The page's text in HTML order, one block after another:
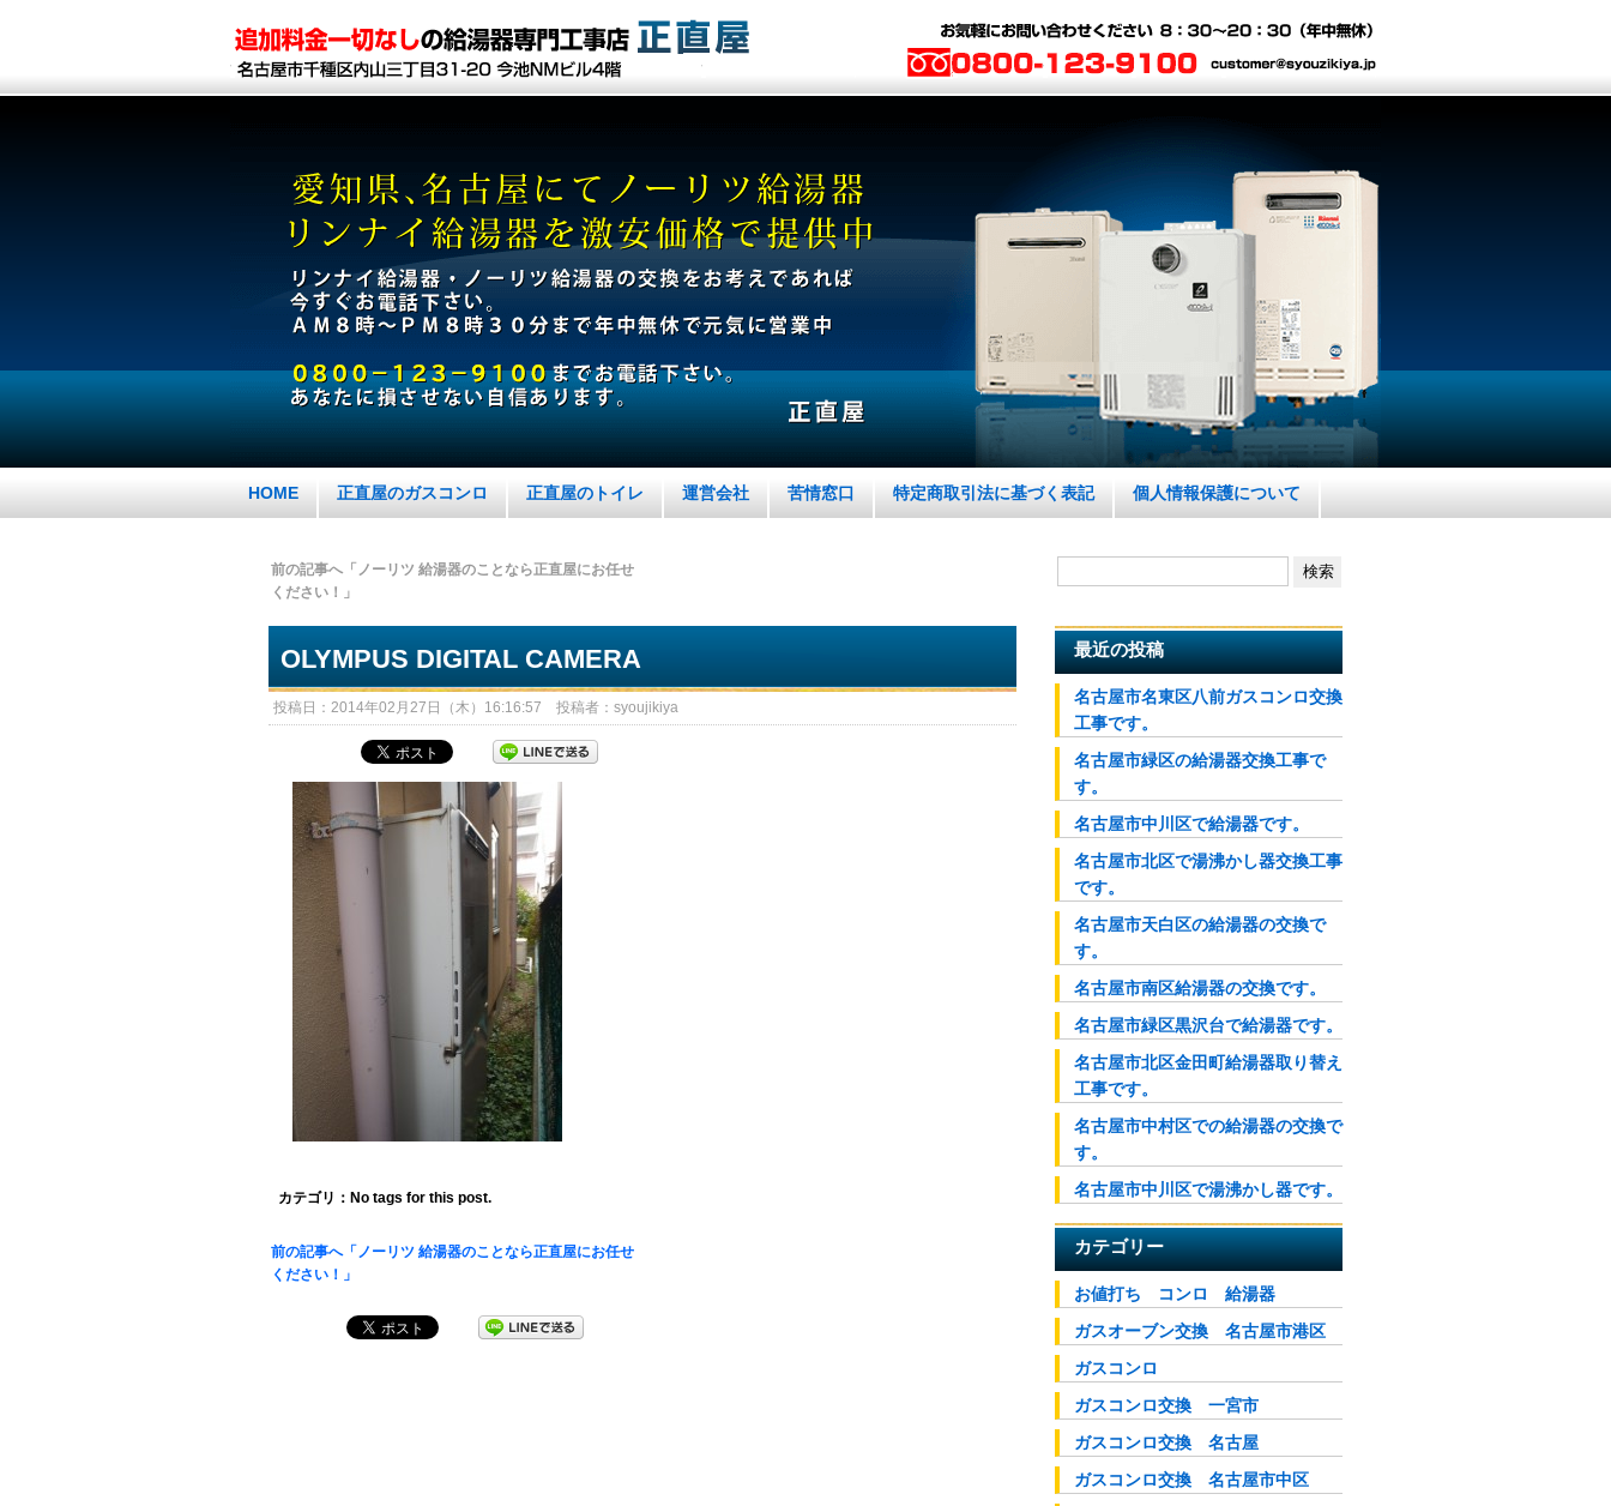
HOME 正直屋のガスコンロ 正直屋のトイレ 運営会社 苦情窓口 特定商取引法に基づく表記 個人情報保護について
前の記事へ「ノーリツ 給湯器のことなら正直屋にお任せ
ください！」
OLYMPUS DIGITAL CAMERA
投稿日：2014年02月27日（木）16:16:57 投稿者：syoujikiya
カテゴリ：No tags for this post.
前の記事へ「ノーリツ 給湯器のことなら正直屋にお任せ
ください！」
最近の投稿
名古屋市名東区八前ガスコンロ交換
工事です。
名古屋市緑区の給湯器交換工事で
す。
名古屋市中川区で給湯器です。
名古屋市北区で湯沸かし器交換工事
です。
名古屋市天白区の給湯器の交換で
す。
名古屋市南区給湯器の交換です。
名古屋市緑区黒沢台で給湯器です。
名古屋市北区金田町給湯器取り替え
工事です。
名古屋市中村区での給湯器の交換で
す。
名古屋市中川区で湯沸かし器です。
カテゴリー
お値打ち コンロ 給湯器
ガスオーブン交換 名古屋市港区
ガスコンロ
ガスコンロ交換 一宮市
ガスコンロ交換 名古屋
ガスコンロ交換 名古屋市中区